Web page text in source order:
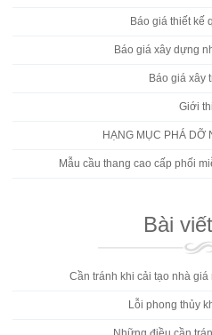
Báo giá thiết kế
Báo giá xây dựng
Báo giá xây
Giới
HẠNG MỤC PHÁ DỠ
Mẫu cầu thang cao cấp phối
Bài
Cần tránh khi cải tạo nhà giá
Lỗi phong thủy